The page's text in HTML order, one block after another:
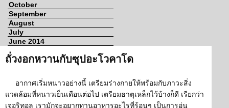
October
September
August
July
June 2014
ถั่วงอกหวานกับซุปอะโวคาโด
อากาศเริ่มหนาวอย่างนี้ เตรียมร่างกายให้พร้อมกับภาวะสิ่ง
แวดล้อมที่หนาวเย็นเดือนต่อไป เตรียมธาตุเหล็กไว้บ้างก็ดี เรียกว่า
เจอริทอล เรามักจะอยากทานอาหารอะไรที่ร้อนๆ เป็นการอุ่น